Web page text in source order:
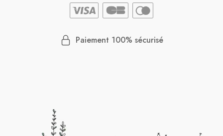
Paiement 100% sécurisé